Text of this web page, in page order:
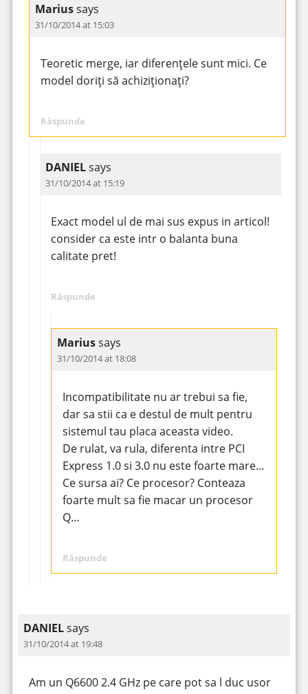
Mariussays
31/10/2014 at 15:03
Teoretic merge, iar diferențele sunt mici. Ce
model doriți să achiziționați?
Răspunde
DANIELsays
31/10/2014 at 15:19
Exact model ul de mai sus expus in articol!
consider ca este intr o balanta buna
calitate pret!
Răspunde
Mariussays
31/10/2014 at 18:08
Incompatibilitate nu ar trebui sa fie,
dar sa stii ca e destul de mult pentru
sistemul tau placa aceasta video.
De rulat, va rula, diferenta intre PCI
Express 1.0 si 3.0 nu este foarte mare…
Ce sursa ai? Ce procesor? Conteaza
foarte mult sa fie macar un procesor
Q…
Răspunde
DANIELsays
31/10/2014 at 19:48
Am un Q6600 2.4 GHz pe care pot sa l duc usor